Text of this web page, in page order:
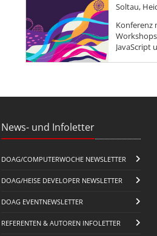
Soltau,
Konferenz
JavaScript
News- und Infoletter
DOAG/COMPUTERWOCHE NEWSLETTER
DOAG/HEISE DEVELOPER NEWSLETTER
DOAG EVENTNEWSLETTER
REFERENTEN & AUTOREN INFOLETTER